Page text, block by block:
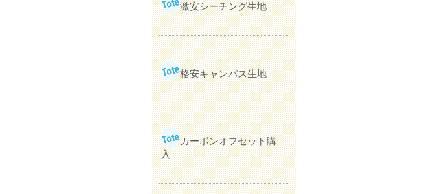
激安シーチング生地
格安キャンバス生地
カーボンオフセット購
入